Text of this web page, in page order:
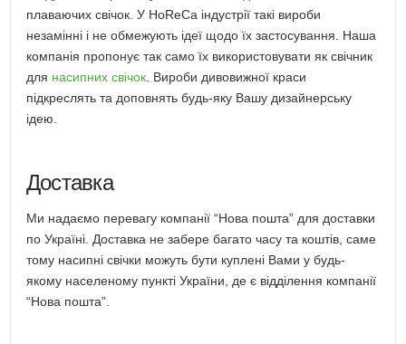
плаваючих свічок. У HoReCa індустрії такі вироби
незамінні і не обмежують ідеї щодо їх застосування. Наша
компанія пропонує так само їх використовувати як свічник
для насипних свічок . Вироби дивовижної краси
підкреслять та доповнять будь-яку Вашу дизайнерську
ідею.
Доставка
Ми надаємо перевагу компанії “Нова пошта” для доставки
по Україні. Доставка не забере багато часу та коштів, саме
тому насипні свічки можуть бути куплені Вами у будь-
якому населеному пункті України, де є відділення компанії
“Нова пошта”.